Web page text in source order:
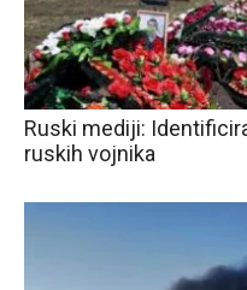
Ruski mediji:
ruskih vojnika